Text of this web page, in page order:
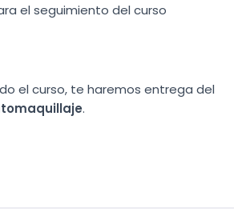
el seguimiento del curso
el curso, te haremos entrega del
.